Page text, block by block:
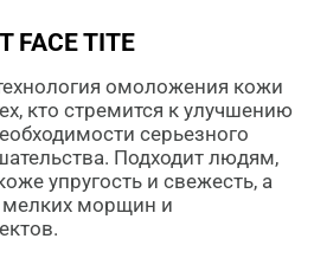
TITE
омоложения кожи
кто стремится к улучшению
серьезного
Подходит людям,
упругость и свежесть, а
мелких морщин и